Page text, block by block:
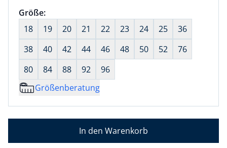
Größenauswahl:
Größe:nichts ausgewählt
18
19 20 21 22 23 24 25
36
38
40 42 44 46 48 50 52
76
80
84 88 92
96
Größenberatung
In den Warenkorb